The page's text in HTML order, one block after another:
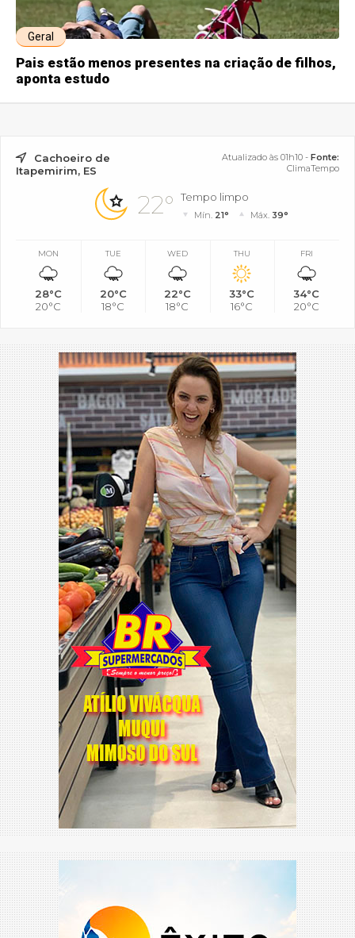
Geral
Pais estão menos presentes na criação de filhos,
aponta estudo
Cachoeiro de
Itapemirim, ES
Atualizado às 01h10 - Fonte:
ClimaTempo
22° Tempo limpo
Mín. 21° Máx. 39°
MON
28°C
20°C
TUE
20°C
18°C
WED
22°C
18°C
THU
33°C
16°C
FRI
34°C
20°C